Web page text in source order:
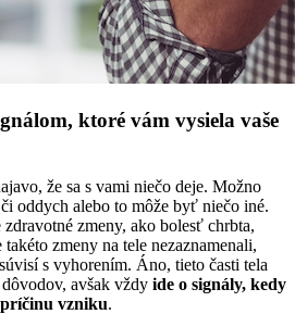
ktoré vám vysiela vaše
že sa s vami niečo deje. Možno
oddych alebo to môže byť niečo iné.
zmeny, ako bolesť chrbta,
zmeny na tele nezaznamenali,
s vyhorením. Áno, tieto časti tela
avšak vždy ide o signály, kedy
vzniku.